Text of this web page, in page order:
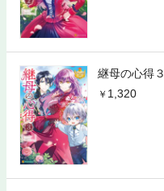
継母の心得３
1,320